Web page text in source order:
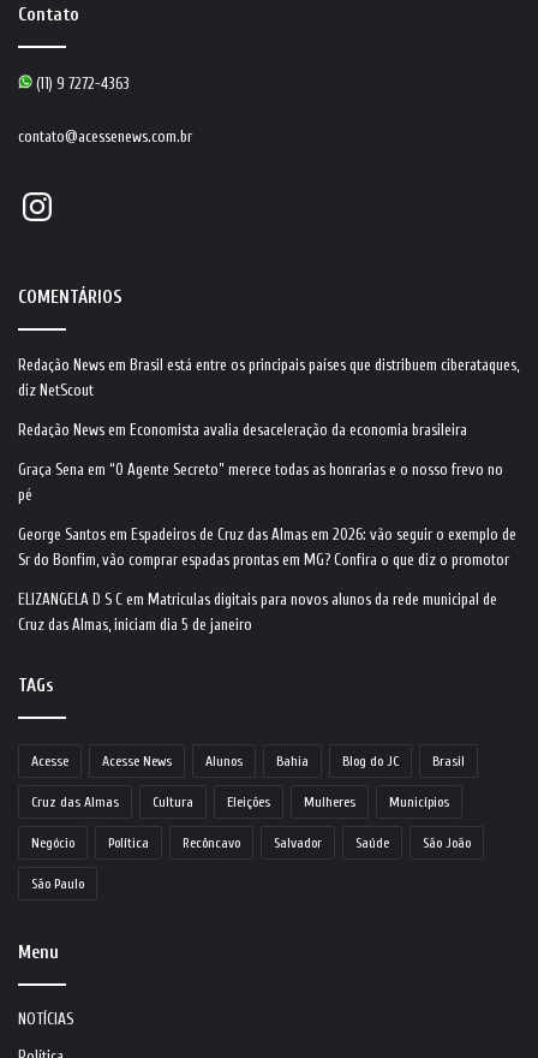
Contato
(11) 9 7272-4363
contato@acessenews.com.br
Instagram
COMENTÁRIOS
Redação News em Brasil está entre os principais países que distribuem ciberataques,
diz NetScout
Redação News em Economista avalia desaceleração da economia brasileira
Graça Sena em “O Agente Secreto” merece todas as honrarias e o nosso frevo no
pé
George Santos em Espadeiros de Cruz das Almas em 2026: vão seguir o exemplo de
Sr do Bonfim, vão comprar espadas prontas em MG? Confira o que diz o promotor
ELIZANGELA D S C em Matrículas digitais para novos alunos da rede municipal de
Cruz das Almas, iniciam dia 5 de janeiro
TAGs
Acesse Acesse News Alunos Bahia Blog do JC Brasil
Cruz das Almas Cultura Eleições Mulheres Municípios
Negócio Política Recôncavo Salvador Saúde São João
São Paulo
Menu
NOTÍCIAS